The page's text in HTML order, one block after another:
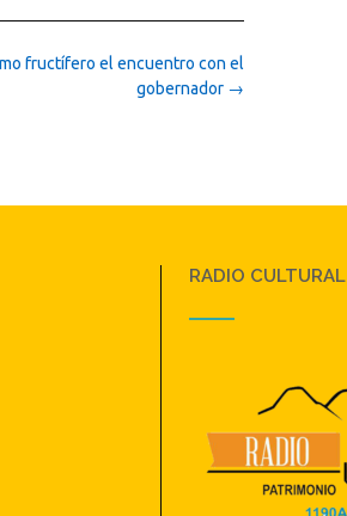
fructífero el encuentro con el
gobernador →
RADIO CULTURAL